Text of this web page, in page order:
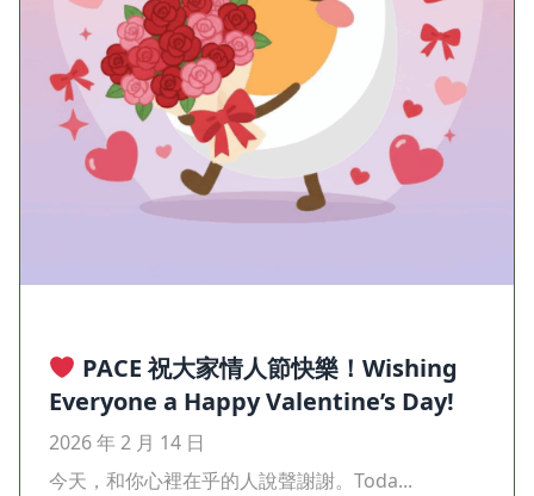
PACE 祝大家情人節快樂！Wishing
Everyone a Happy Valentine’s Day!
2026 年 2 月 14 日
今天，和你心裡在乎的人說聲謝謝。Toda...